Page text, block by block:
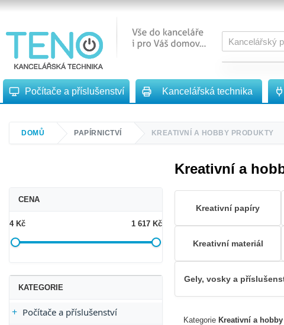
Počítače a příslušenství Kancelářská technika
DOMŮ PAPÍRNICTVÍ KREATIVNÍ A HOBBY PRODUKTY
Kreativní a
Kreativní papíry
Kreativní materiál
Gely, vosky a
Kategorie Kreativní a
CENA
4 Kč 1 617 Kč
KATEGORIE
Počítače a příslušenství